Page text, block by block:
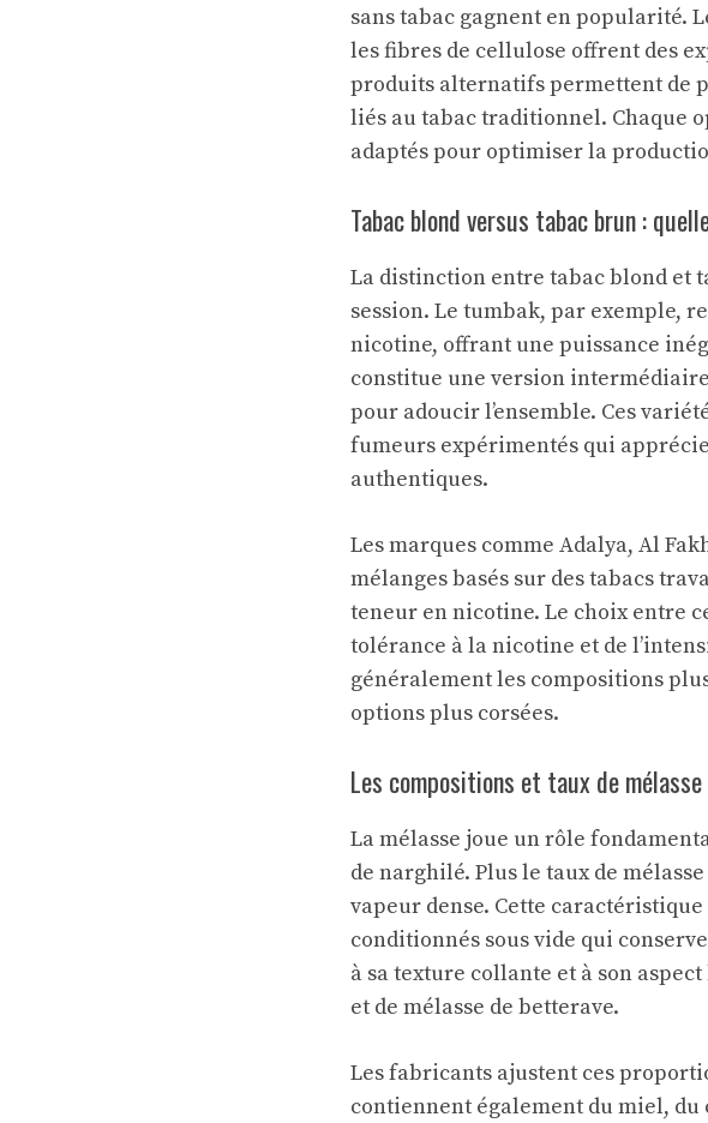
sans tabac gagnent en popularité.
les fibres de cellulose offrent des
produits alternatifs permettent de
liés au tabac traditionnel. Chaque
adaptés pour optimiser la
Tabac blond versus tabac brun :
La distinction entre tabac blond et
session. Le tumbak, par exemple,
nicotine, offrant une puissance
constitue une version
pour adoucir l’ensemble. Ces
fumeurs expérimentés qui
authentiques.
Les marques comme Adalya, Al
mélanges basés sur des tabacs
teneur en nicotine. Le choix entre
tolérance à la nicotine et de
généralement les compositions
options plus corsées.
Les compositions et taux de
La mélasse joue un rôle
de narghilé. Plus le taux de
vapeur dense. Cette
conditionnés sous vide qui
à sa texture collante et à son
et de mélasse de betterave.
Les fabricants ajustent ces
contiennent également du miel,